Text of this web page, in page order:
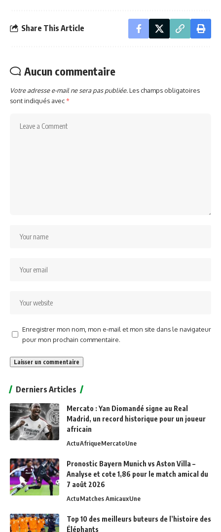
Share This Article
Aucun commentaire
Votre adresse e-mail ne sera pas publiée.Les champs obligatoires
sont indiqués avec*
Enregistrer mon nom, mon e-mail et mon site dans le navigateur
pour mon prochain commentaire.
Derniers Articles
Mercato : Yan Diomandé signe au Real
Madrid, un record historique pour un joueur
africain
ActuAfriqueMercatoUne
Pronostic Bayern Munich vs Aston Villa –
Analyse et cote 1,86 pour le match amical du
7 août 2026
ActuMatches AmicauxUne
Top 10 des meilleurs buteurs de l’histoire des
Éléphants